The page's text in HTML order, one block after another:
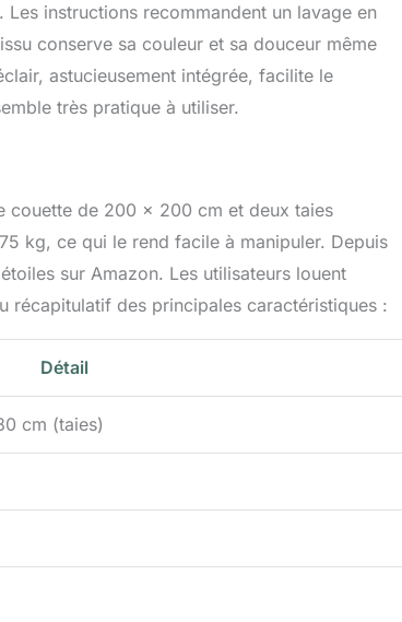
instructions recommandent un lavage en
conserve sa couleur et sa douceur même
astucieusement intégrée, facilite le
très pratique à utiliser.
couette de 200 x 200 cm et deux taies
kg, ce qui le rend facile à manipuler. Depuis
sur Amazon. Les utilisateurs louent
récapitulatif des principales caractéristiques :
Détail
cm (taies)